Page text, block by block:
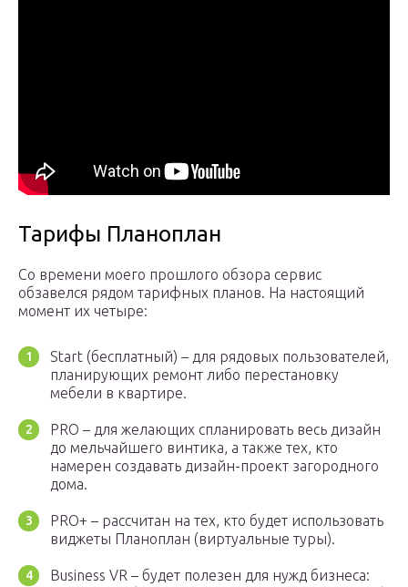
Тарифы Планоплан
Со времени моего прошлого обзора сервис
обзавелся рядом тарифных планов. На настоящий
момент их четыре:
Start (бесплатный) – для рядовых пользователей,
планирующих ремонт либо перестановку
мебели в квартире.
PRO – для желающих спланировать весь дизайн
до мельчайшего винтика, а также тех, кто
намерен создавать дизайн-проект загородного
дома.
PRO+ – рассчитан на тех, кто будет использовать
виджеты Планоплан (виртуальные туры).
Business VR – будет полезен для нужд бизнеса: